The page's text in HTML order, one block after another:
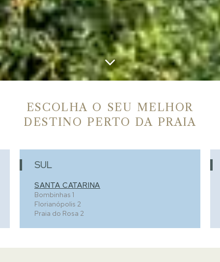
ESCOLHA O SEU MELHOR
DESTINO PERTO DA PRAIA
SUL
SANTA CATARINA
Bombinhas 1
Florianópolis 2
Praia do Rosa 2